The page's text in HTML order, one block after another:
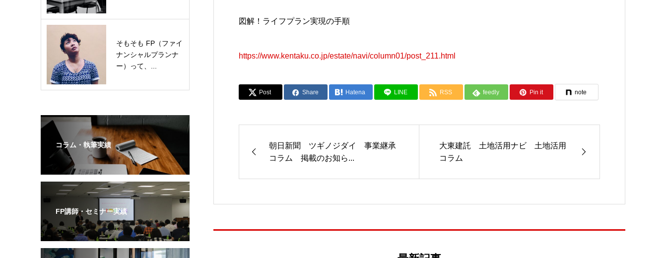
図解！ライフプラン実現の手順
https://www.kentaku.co.jp/estate/navi/column01/post_211.html
Post Share Hatena LINE RSS feedly Pin it note
朝日新聞 ツギノジダイ 事業継承
コラム 掲載のお知ら...
大東建託 土地活用ナビ 土地活用
コラム
そもそも FP（ファイ
ナンシャルプランナ
ー）って、...
コラム・執筆実績
FP講師・セミナー実績